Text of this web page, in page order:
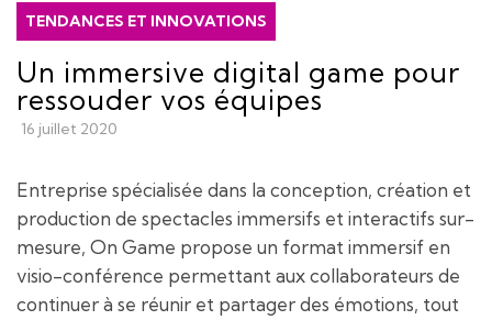
TENDANCES ET INNOVATIONS
Un immersive digital game pour
ressouder vos équipes
16 juillet 2020
Entreprise spécialisée dans la conception, création et
production de spectacles immersifs et interactifs sur-
mesure, On Game propose un format immersif en
visio-conférence permettant aux collaborateurs de
continuer à se réunir et partager des émotions, tout